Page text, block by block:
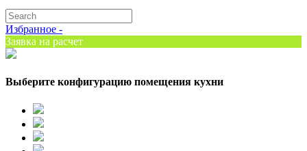
Избранное -
Заявка на расчет
Выберите конфигурацию помещения кухни